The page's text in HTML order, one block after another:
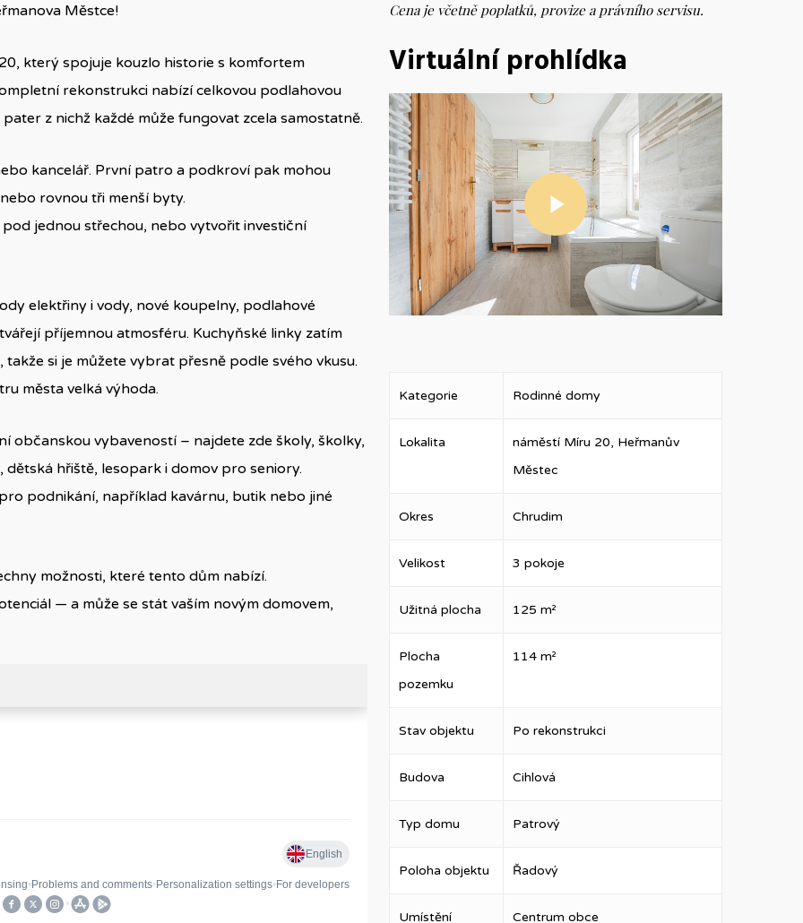
Městce!
který spojuje kouzlo historie s komfortem
rekonstrukci nabízí celkovou podlahovou
z nichž každé může fungovat zcela samostatně.
kancelář. První patro a podkroví pak mohou
rovnou tři menší byty.
jednou střechou, nebo vytvořit investiční
elektřiny i vody, nové koupelny, podlahové
příjemnou atmosféru. Kuchyňské linky zatím
si je můžete vybrat přesně podle svého vkusu.
města velká výhoda.
občanskou vybaveností – najdete zde školy, školky,
hřiště, lesopark i domov pro seniory.
podnikání, například kavárnu, butik nebo jiné
možnosti, které tento dům nabízí.
— a může se stát vaším novým domovem,
Cena je včetně poplatků, provize a právního servisu.
Virtuální prohlídka
Play Video
Kategorie Rodinné domy
Lokalita
náměstí Míru 20, Heřmanův
Městec
Okres Chrudim
Velikost 3 pokoje
Užitná plocha 125 m²
Plocha
pozemku
114 m²
Stav objektu Po rekonstrukci
Budova Cihlová
Typ domu Patrový
Poloha objektu Řadový
Umístění
Centrum obce